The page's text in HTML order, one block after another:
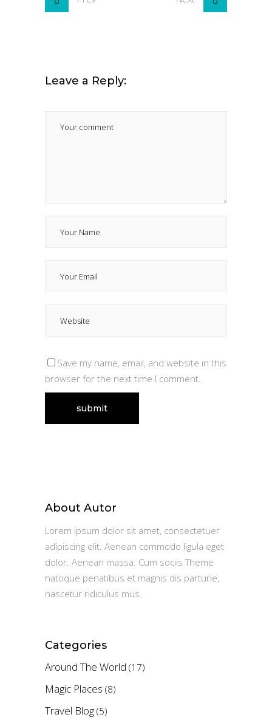
Leave a Reply:
Save my name, email, and website in this
browser for the next time I comment.
About Autor
Lorem ipsum dolor sit amet, consectetuer
adipiscing elit. Aenean commodo ligula eget
dolor. Aenean massa. Cum sociis Theme
natoque penatibus et magnis dis parturie,
nascetur ridiculus mus.
Categories
Around The World (17)
Magic Places (8)
Travel Blog (5)